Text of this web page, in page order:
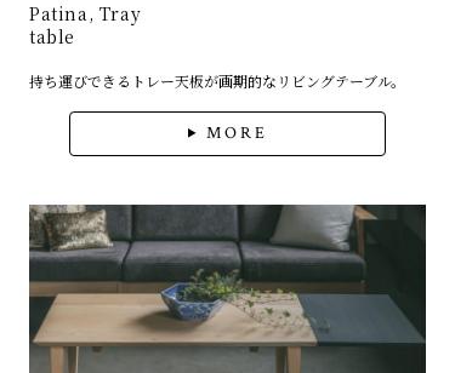
Patina, Tray
table
持ち運びできるトレー天板が画期的なリビングテーブル。
MORE